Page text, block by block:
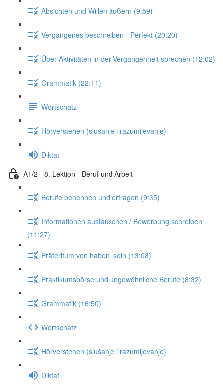
Absichten und Willen äußern (9:59)
Vergangenes beschreiben - Perfekt (20:20)
Über Aktivitäten in der Vergangenheit sprechen (12:02)
Grammatik (22:11)
Wortschatz
Hörverstehen (slusanje i razumijevanje)
Diktat
A1/2 - 8. Lektion - Beruf und Arbeit
Berufe benennen und erfragen (9:35)
Informationen austauschen / Bewerbung schreiben
(11:27)
Präteritum von haben, sein (13:08)
Praktikumsbörse und ungewöhnliche Berufe (8:32)
Grammatik (16:50)
Wortschatz
Hörverstehen (slušanje i razumijevanje)
Diktat